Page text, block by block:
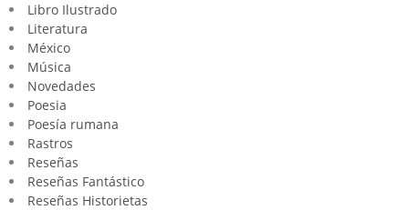
Libro Ilustrado
Literatura
México
Música
Novedades
Poesia
Poesía rumana
Rastros
Reseñas
Reseñas Fantástico
Reseñas Historietas